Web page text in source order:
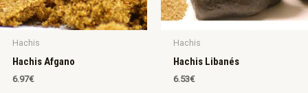
Hachis
Hachis Afgano
6.97€
Hachis
Hachis Libanés
6.53€